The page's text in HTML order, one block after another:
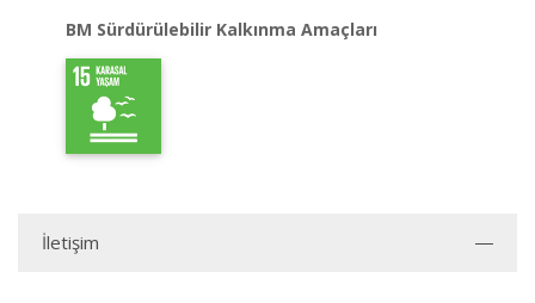
BM Sürdürülebilir Kalkınma Amaçları
İletişim